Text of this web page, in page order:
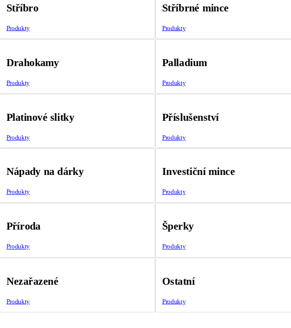
Stříbro
Produkty
Stříbrné mince
Produkty
Drahokamy
Produkty
Palladium
Produkty
Platinové slitky
Produkty
Příslušenství
Produkty
Nápady na dárky
Produkty
Investiční mince
Produkty
Příroda
Produkty
Šperky
Produkty
Nezařazené
Produkty
Ostatní
Produkty